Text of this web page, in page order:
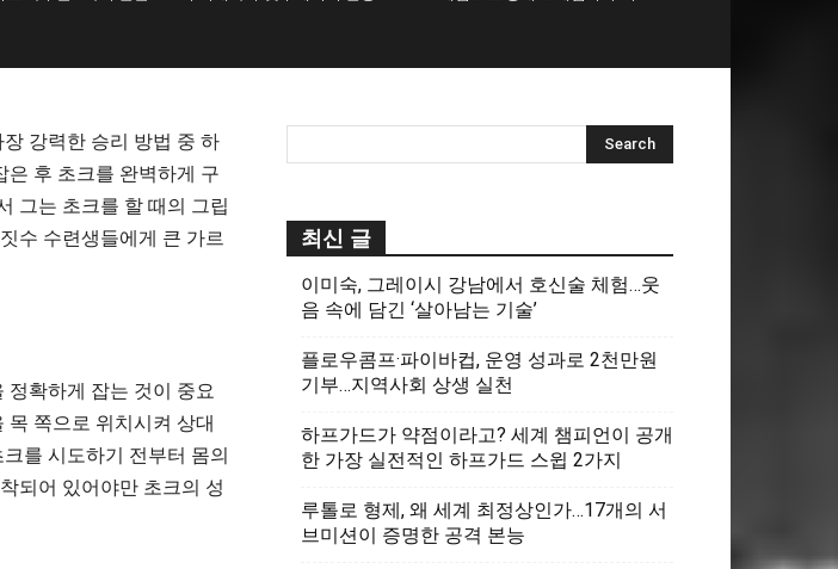
강력한 승리 방법 중 하
은 후 초크를 완벽하게 구
그는 초크를 할 때의 그립
수 수련생들에게 큰 가르
정확하게 잡는 것이 중요
쪽으로 위치시켜 상대
를 시도하기 전부터 몸의
되어 있어야만 초크의 성
최신 글
이미숙, 그레이시 강남에서 호신술 체험…웃
음 속에 담긴 ‘살아남는 기술’
플로우콤프·파이바컵, 운영 성과로 2천만원
기부…지역사회 상생 실천
하프가드가 약점이라고? 세계 챔피언이 공개
한 가장 실전적인 하프가드 스윕 2가지
루톨로 형제, 왜 세계 최정상인가…17개의 서
브미션이 증명한 공격 본능